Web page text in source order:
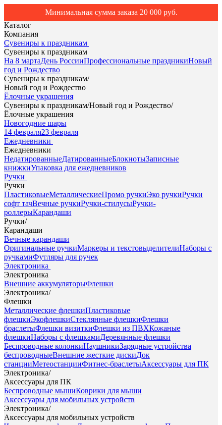
Минимальная сумма заказа 20 000 руб.
Каталог
Компания
Сувениры к праздникам
Сувениры к праздникам
На 8 мартаДень РоссииПрофессиональные праздникиНовый
год и Рождество
Сувениры к праздникам/
Новый год и Рождество
Ёлочные украшения
Сувениры к праздникам/Новый год и Рождество/
Ёлочные украшения
Новогодние шары
14 февраля23 февраля
Ежедневники
Ежедневники
НедатированныеДатированныеБлокнотыЗаписные
книжкиУпаковка для ежедневников
Ручки
Ручки
ПластиковыеМеталлическиеПромо ручкиЭко ручкиРучки
софт тачВечные ручкиРучки-стилусыРучки-
роллерыКарандаши
Ручки/
Карандаши
Вечные карандаши
Оригинальные ручкиМаркеры и текстовыделителиНаборы с
ручкамиФутляры для ручек
Электроника
Электроника
Внешние аккумуляторыФлешки
Электроника/
Флешки
Металлические флешкиПластиковые
флешкиЭкофлешкиСтеклянные флешкиФлешки
браслетыФлешки визиткиФлешки из ПВХКожаные
флешкиНаборы с флешкамиДеревянные флешки
Беспроводные колонкиНаушникиЗарядные устройства
беспроводныеВнешние жесткие дискиДок
станцииМетеостанцииФитнес-браслетыАксессуары для ПК
Электроника/
Аксессуары для ПК
Беспроводные мышиКоврики для мыши
Аксессуары для мобильных устройств
Электроника/
Аксессуары для мобильных устройств